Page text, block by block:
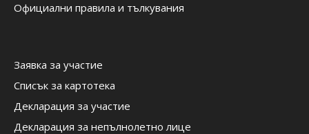
Официални правила и тълкувания
Заявка за участие
Списък за картотека
Декларация за участие
Декларация за непълнолетно лице